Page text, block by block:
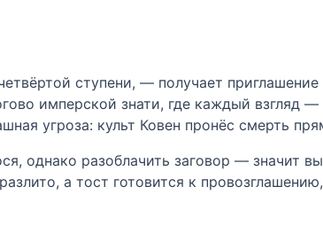
ступени, — получает
имперской знати, где каждый
угроза: культ Ковен пронёс смерть
однако разоблачить заговор — значит
а тост готовится к